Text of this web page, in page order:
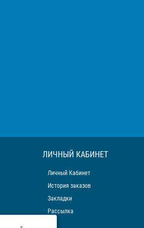
ЛИЧНЫЙ КАБИНЕТ
Личный Кабинет
История заказов
Закладки
Рассылка